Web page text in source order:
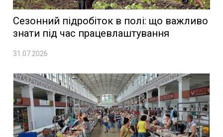
Сезонний підробіток в полі: що важливо
знати під час працевлаштування
31.07.2026